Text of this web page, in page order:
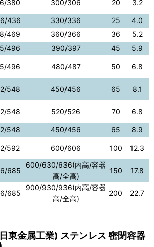
380 300/306 20 3.2
436 330/336 25
4.0
469 360/366 36
5.2
496 390/397 45
5.9
496 480/487 50
6.8
548 450/456 65
8.1
548 520/526 70 6.8
548 450/456 65
8.9
592 600/606 100
12.3
685
600/630/636(内高/容器
高/全高)
150
17.8
685
900/930/936(内高/容器
高/全高)
200 22.7
東金属工業) ステンレス 密閉容器